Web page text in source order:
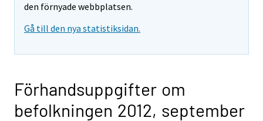
den förnyade webbplatsen.
Gå till den nya statistiksidan.
Förhandsuppgifter om
befolkningen 2012, september